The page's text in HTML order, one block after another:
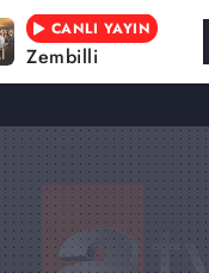
CANLI YAYIN
Zembilli